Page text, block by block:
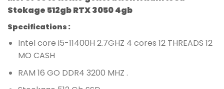
Stokage 512gb RTX 3050 4gb
Specifications :
Intel core i5-11400H 2.7GHZ 4 cores 12 THREADS 12
MO CASH
RAM 16 GO DDR4 3200 MHZ .